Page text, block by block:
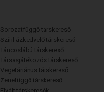
Sorozatfüggő társkereső
Színházkedvelő társkereső
Táncoslábú társkereső
Társasjátékozós társkereső
Vegetáriánus társkereső
Zenefüggő társkereső
Elvált társkeresők